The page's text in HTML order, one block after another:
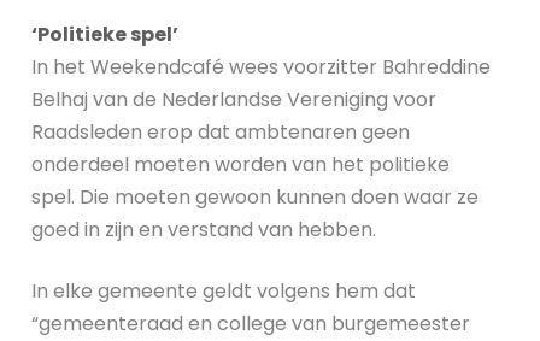
‘Politieke spel’
In het Weekendcafé wees voorzitter Bahreddine
Belhaj van de Nederlandse Vereniging voor
Raadsleden erop dat ambtenaren geen
onderdeel moeten worden van het politieke
spel. Die moeten gewoon kunnen doen waar ze
goed in zijn en verstand van hebben.
In elke gemeente geldt volgens hem dat
“gemeenteraad en college van burgemeester